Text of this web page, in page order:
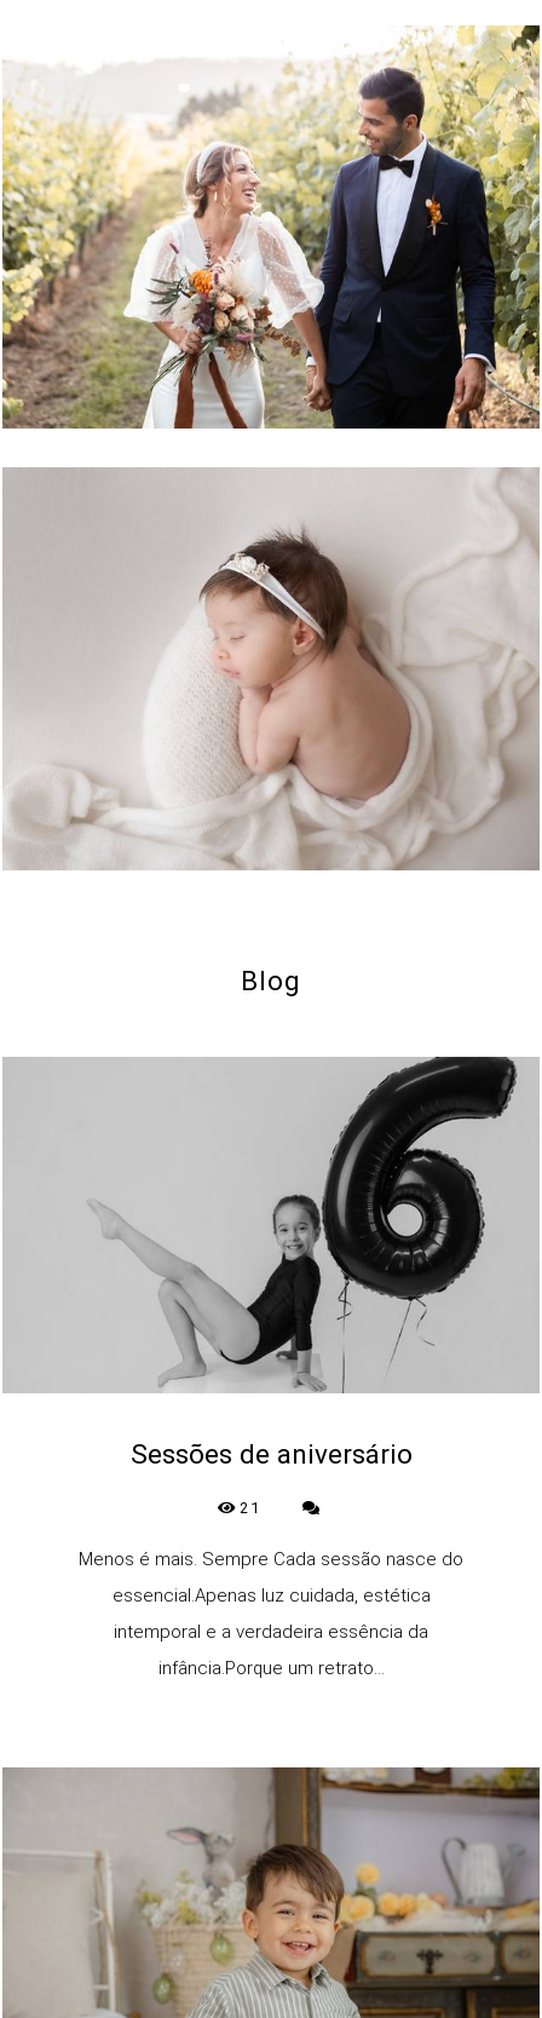
2396 0
2005
Blog
Sessões de aniversário
21
Menos é mais. Sempre Cada sessão nasce do
essencial.Apenas luz cuidada, estética
intemporal e a verdadeira essência da
infância.Porque um retrato...